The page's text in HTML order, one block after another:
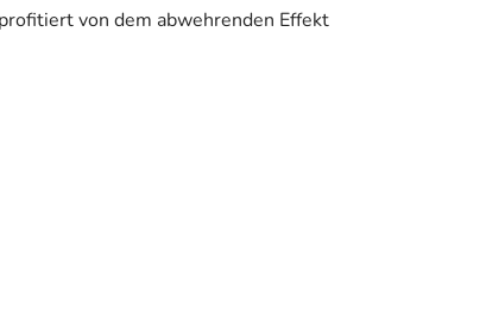
von dem abwehrenden Effekt